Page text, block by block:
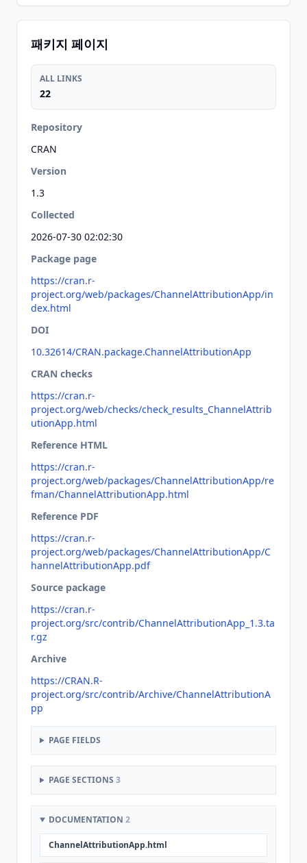
패키지 페이지
ALL LINKS
22
Repository
CRAN
Version
1.3
Collected
2026-07-30 02:02:30
Package page
https://cran.r-
project.org/web/packages/ChannelAttributionApp/in
dex.html
DOI
10.32614/CRAN.package.ChannelAttributionApp
CRAN checks
https://cran.r-
project.org/web/checks/check_results_ChannelAttrib
utionApp.html
Reference HTML
https://cran.r-
project.org/web/packages/ChannelAttributionApp/re
fman/ChannelAttributionApp.html
Reference PDF
https://cran.r-
project.org/web/packages/ChannelAttributionApp/C
hannelAttributionApp.pdf
Source package
https://cran.r-
project.org/src/contrib/ChannelAttributionApp_1.3.ta
r.gz
Archive
https://CRAN.R-
project.org/src/contrib/Archive/ChannelAttributionA
pp
PAGE FIELDS
PAGE SECTIONS 3
DOCUMENTATION 2
ChannelAttributionApp.html